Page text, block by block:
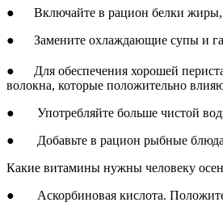
● Включайте в рацион белки жиры,
● Замените охлаждающие супы и
● Для обеспечения хорошей
волокна, которые положительно
● Употребляйте больше чистой
● Добавьте в рацион рыбные блюда,
Какие витамины нужны человеку
● Аскорбиновая кислота.